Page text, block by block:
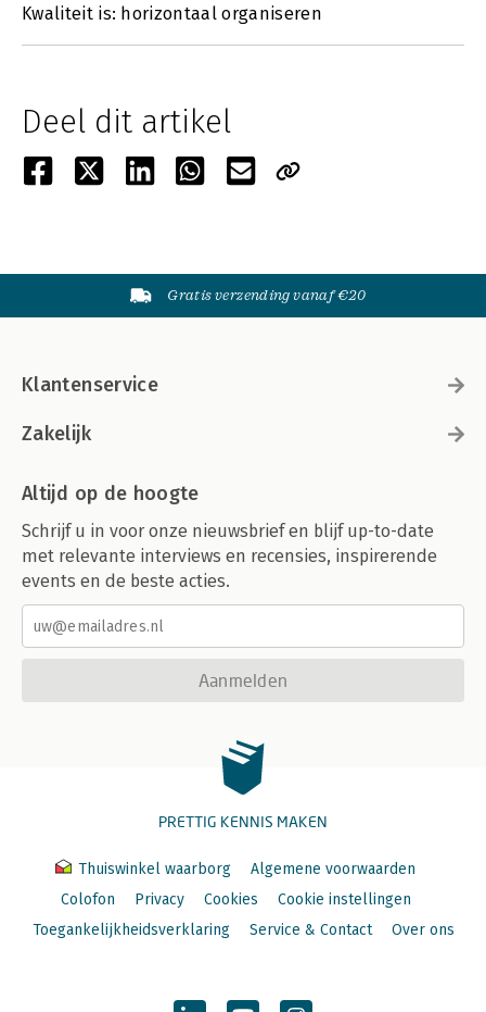
Kwaliteit is: horizontaal organiseren
Deel dit artikel
Gratis verzending vanaf €20
Klantenservice
Zakelijk
Altijd op de hoogte
Schrijf u in voor onze nieuwsbrief en blijf up-to-date
met relevante interviews en recensies, inspirerende
events en de beste acties.
Aanmelden
PRETTIG KENNIS MAKEN
Thuiswinkel waarborg
Algemene voorwaarden
Colofon
Privacy Cookies
Cookie instellingen
Toegankelijkheidsverklaring
Service & Contact Over ons